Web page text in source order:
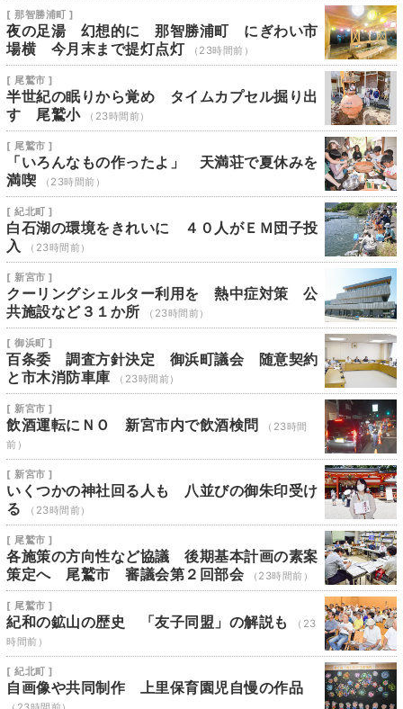
[ 那智勝浦町 ]
夜の足湯 幻想的に 那智勝浦町 にぎわい市
場横 今月末まで提灯点灯
（23時間前）
[ 尾鷲市 ]
半世紀の眠りから覚め タイムカプセル掘り出
す 尾鷲小
（23時間前）
[ 尾鷲市 ]
「いろんなもの作ったよ」 天満荘で夏休みを
満喫
（23時間前）
[ 紀北町 ]
白石湖の環境をきれいに ４０人がＥＭ団子投
入
（23時間前）
[ 新宮市 ]
クーリングシェルター利用を 熱中症対策 公
共施設など３１か所
（23時間前）
[ 御浜町 ]
百条委 調査方針決定 御浜町議会 随意契約
と市木消防車庫
（23時間前）
[ 新宮市 ]
飲酒運転にＮＯ 新宮市内で飲酒検問
（23時間
前）
[ 新宮市 ]
いくつかの神社回る人も 八並びの御朱印受け
る
（23時間前）
[ 尾鷲市 ]
各施策の方向性など協議 後期基本計画の素案
策定へ 尾鷲市 審議会第２回部会
（23時間前）
[ 尾鷲市 ]
紀和の鉱山の歴史 「友子同盟」の解説も
（23
時間前）
[ 紀北町 ]
自画像や共同制作 上里保育園児自慢の作品